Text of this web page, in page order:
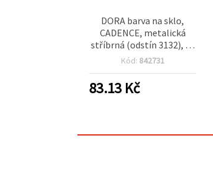
DORA barva na sklo,
CADENCE, metalická
stříbrná (odstín 3132), 50
ml – stříbrná hobby barva
projekty
Kód: 842731
83.13 Kč